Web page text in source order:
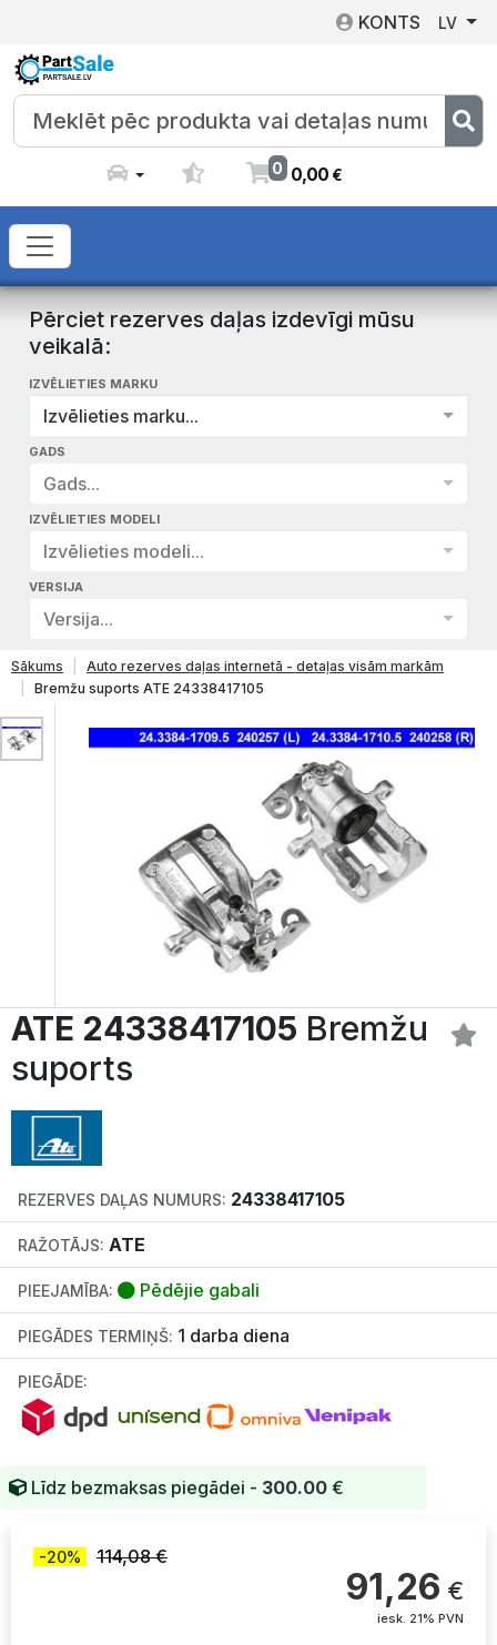
KONTS LV
0 0,00€
Pērciet rezerves daļas izdevīgi mūsu
veikalā:
IZVĒLIETIES MARKU
Izvēlieties marku...
GADS
Gads...
IZVĒLIETIES MODELI
Izvēlieties modeli...
VERSIJA
Versija...
Sākums
Auto rezerves daļas internetā - detaļas visām markām
Bremžu suports ATE 24338417105
ATE 24338417105 Bremžu
suports
REZERVES DAĻAS NUMURS: 24338417105
RAŽOTĀJS: ATE
PIEEJAMĪBA: Pēdējie gabali
PIEGĀDES TERMIŅŠ: 1 darba diena
PIEGĀDE:
Līdz bezmaksas piegādei - 300.00 €
-20% 114,08 €
91,26 €
iesk. 21% PVN